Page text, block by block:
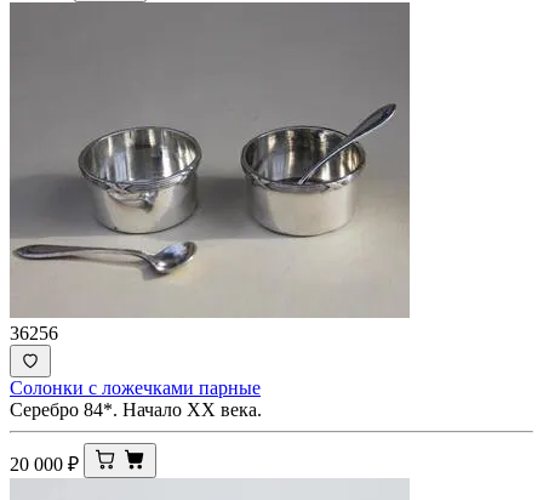
36256
Солонки с ложечками парные
Серебро 84*. Начало ХХ века.
20 000 ₽